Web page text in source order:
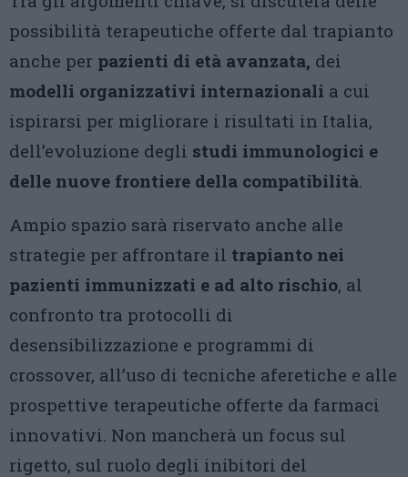
possibilità terapeutiche offerte dal trapianto
anche per pazienti di età avanzata, dei
modelli organizzativi internazionali a cui
ispirarsi per migliorare i risultati in Italia,
dell’evoluzione degli studi immunologici e
delle nuove frontiere della compatibilità.
Ampio spazio sarà riservato anche alle
strategie per affrontare il trapianto nei
pazienti immunizzati e ad alto rischio, al
confronto tra protocolli di
desensibilizzazione e programmi di
crossover, all’uso di tecniche aferetiche e alle
prospettive terapeutiche offerte da farmaci
innovativi. Non mancherà un focus sul
rigetto, sul ruolo degli inibitori del